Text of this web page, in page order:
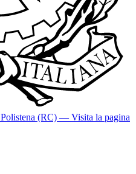
Polistena (RC) — Visita la pagina